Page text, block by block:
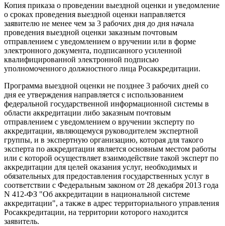
Копия приказа о проведении выездной оценки и уведомление
о сроках проведения выездной оценки направляется
заявителю не менее чем за 3 рабочих дня до дня начала
проведения выездной оценки заказным почтовым
отправлением с уведомлением о вручении или в форме
электронного документа, подписанного усиленной
квалифицированной электронной подписью
уполномоченного должностного лица Росаккредитации.
Программа выездной оценки не позднее 3 рабочих дней со
дня ее утверждения направляется с использованием
федеральной государственной информационной системы в
области аккредитации либо заказным почтовым
отправлением с уведомлением о вручении эксперту по
аккредитации, являющемуся руководителем экспертной
группы, и в экспертную организацию, которая для такого
эксперта по аккредитации является основным местом работы
или с которой осуществляет взаимодействие такой эксперт по
аккредитации для целей оказания услуг, необходимых и
обязательных для предоставления государственных услуг в
соответствии с Федеральным законом от 28 декабря 2013 года
N 412-ФЗ "Об аккредитации в национальной системе
аккредитации", а также в адрес территориального управления
Росаккредитации, на территории которого находится
заявитель.